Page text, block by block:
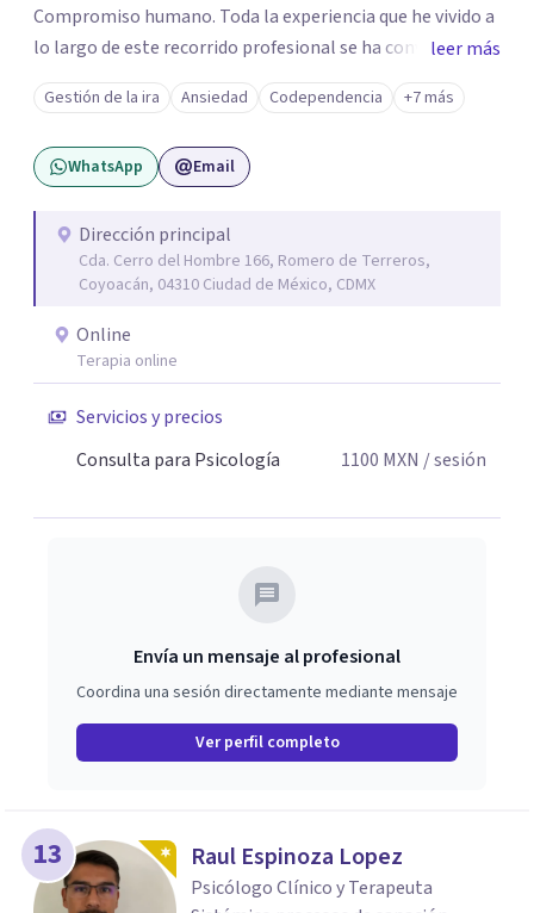
Compromiso humano. Toda la experiencia que he vivido a
lo largo de este recorrido profesional se ha convertido en
una forma de vida congruente y satisfactoria en mi, por la
certeza de quien soy y de mis objetivos, que me han dado
el mando de mi existencia y este es mi objetivo para mis
pacientes en un ambiente de compresión y
leer más
Gestión de la ira Ansiedad Codependencia +7 más
WhatsApp Email
Dirección principal
Cda. Cerro del Hombre 166, Romero de Terreros,
Coyoacán, 04310 Ciudad de México, CDMX
Online
Terapia online
Servicios y precios
Consulta para Psicología
1100 MXN / sesión
Envía un mensaje al profesional
Coordina una sesión directamente mediante mensaje
Ver perfil completo
13 Raul Espinoza Lopez
Psicólogo Clínico y Terapeuta